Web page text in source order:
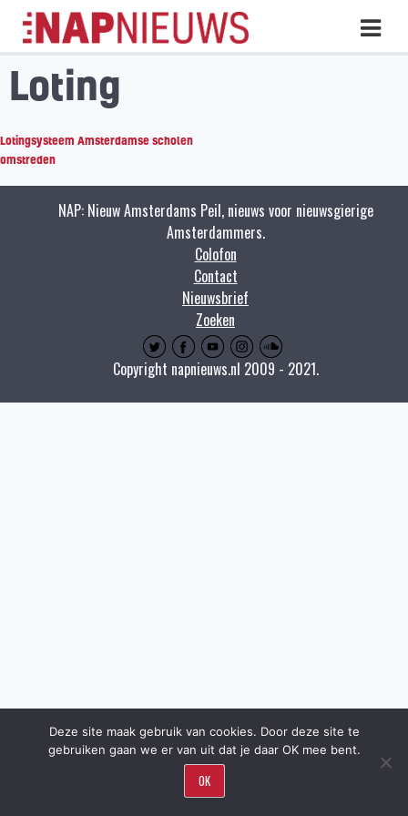
Skip
naar
inhoud
Loting
Lotingsysteem Amsterdamse scholen
omstreden
NAP: Nieuw Amsterdams Peil, nieuws voor nieuwsgierige
Amsterdammers.
Colofon
Contact
Nieuwsbrief
Zoeken
Copyright napnieuws.nl 2009 - 2021.
Deze site maak gebruik van cookies. Door deze site te
gebruiken gaan we er van uit dat je daar OK mee bent.
OK